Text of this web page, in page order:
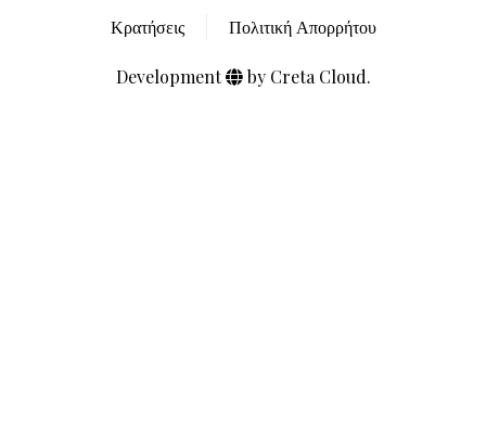
Κρατήσεις Πολιτική Απορρήτου
Development by Creta Cloud.